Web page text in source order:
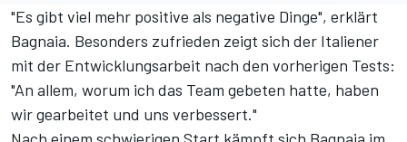
"Es gibt viel mehr positive als negative Dinge", erklärt
Bagnaia. Besonders zufrieden zeigt sich der Italiener
mit der Entwicklungsarbeit nach den vorherigen Tests:
"An allem, worum ich das Team gebeten hatte, haben
wir gearbeitet und uns verbessert."